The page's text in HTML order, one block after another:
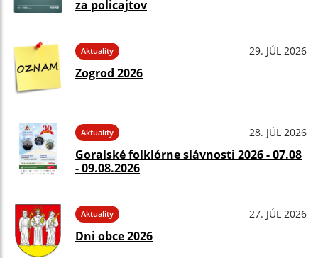
za policajtov
Aktuality 29. JÚL 2026
Zogrod 2026
Aktuality 28. JÚL 2026
Goralské folklórne slávnosti 2026 - 07.08
- 09.08.2026
Aktuality 27. JÚL 2026
Dni obce 2026